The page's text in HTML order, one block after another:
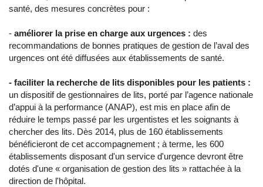
santé, des mesures concrètes pour :
- améliorer la prise en charge aux urgences : des
recommandations de bonnes pratiques de gestion de l’aval des
urgences ont été diffusées aux établissements de santé.
- faciliter la recherche de lits disponibles pour les patients :
un dispositif de gestionnaires de lits, porté par l’agence nationale
d’appui à la performance (ANAP), est mis en place afin de
réduire le temps passé par les urgentistes et les soignants à
chercher des lits. Dès 2014, plus de 160 établissements
bénéficieront de cet accompagnement ; à terme, les 600
établissements disposant d'un service d'urgence devront être
dotés d'une « organisation de gestion des lits » rattachée à la
direction de l'hôpital.